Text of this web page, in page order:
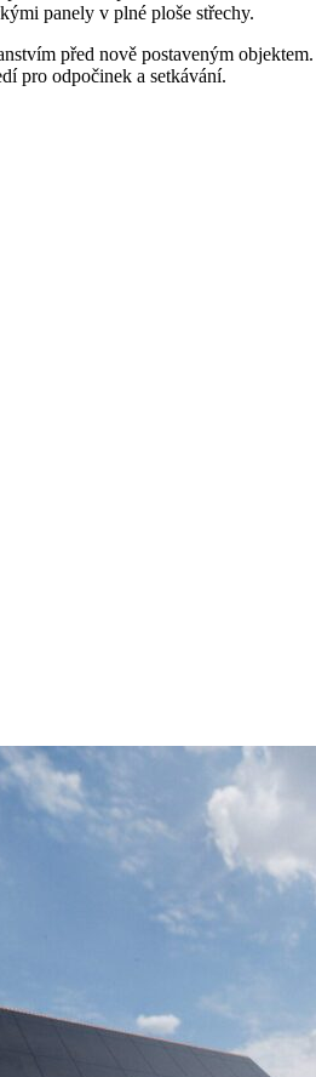
panely v plné ploše střechy.
před nově postaveným
pro odpočinek a setkávání.